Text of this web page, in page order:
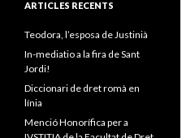
ARTICLES RECENTS
Teodora, l’esposa de Justinià
In-mediatio a la fira de Sant
Jordi!
Diccionari de dret romà en
línia
Menció Honorífica per a